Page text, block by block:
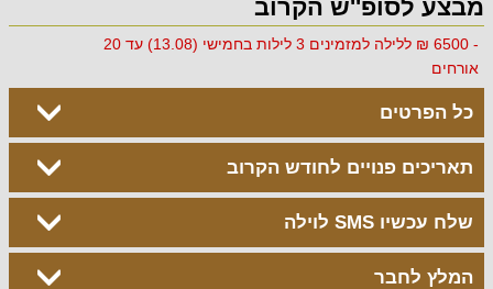
מבצע לסופ''ש הקרוב
- 6500 ₪ ללילה למזמינים 3 לילות בחמישי (13.08) עד 20
אורחים
כל הפרטים
תאריכים פנויים לחודש הקרוב
שלח עכשיו SMS לוילה
המלץ לחבר